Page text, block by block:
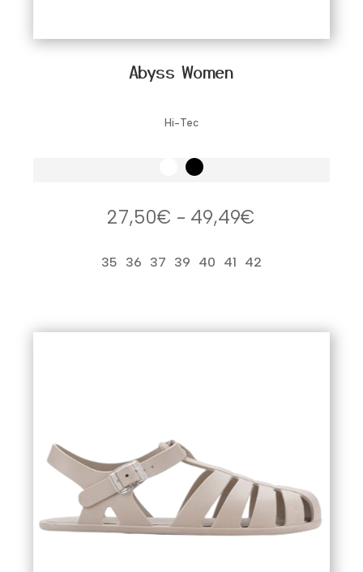
Abyss Women
Hi-Tec
27,50€ - 49,49€
precios:
35 36 37 39 40 41 42